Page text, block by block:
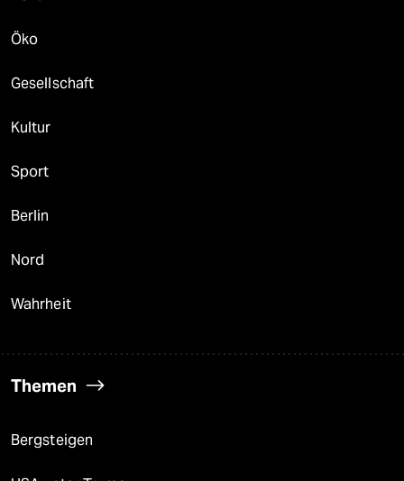
Öko
Gesellschaft
Kultur
Sport
Berlin
Nord
Wahrheit
Themen
Bergsteigen